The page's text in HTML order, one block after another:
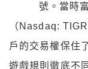
號。當時
（Nasdaq:
戶的交易權保住
遊戲規則徹底不